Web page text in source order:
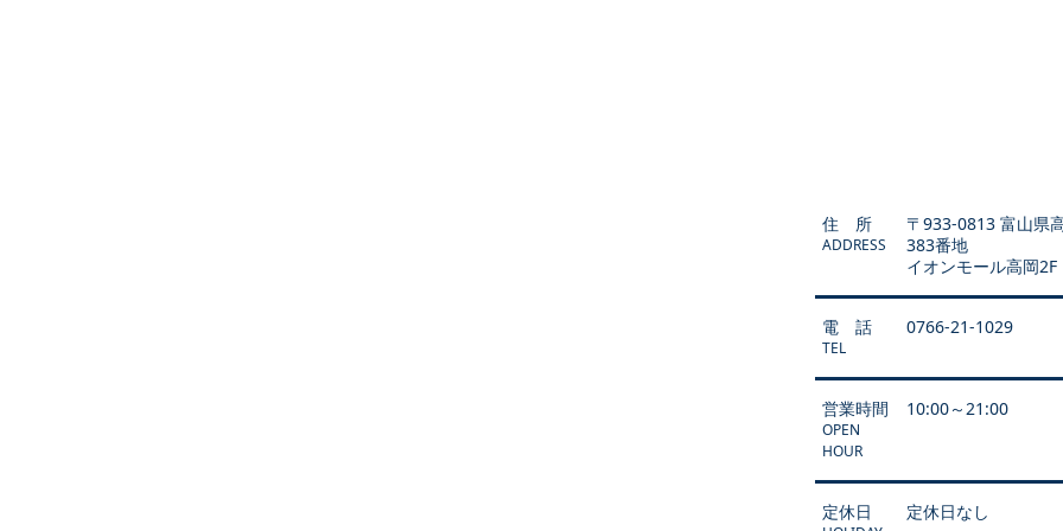
住 所
ADDRESS
〒933-0813 富山県
383番地
イオンモール高岡2F
電 話
TEL
0766-21-1029
営業時間
OPEN
HOUR
10:00～21:00
定休日 定休日なし